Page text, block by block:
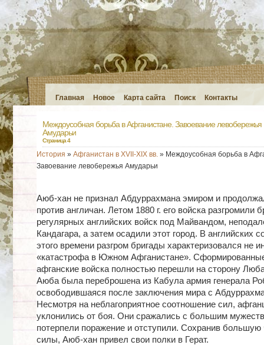
Главная Новое Карта сайта Поиск Контакты
Междоусобная борьба в Афганистане. Завоевание левобережья
Амударьи
Страница 4
История » Афганистан в XVII-XIX вв.» Междоусобная борьба в
Завоевание левобережья Амударьи
Аюб-хан не признал Абдуррахмана эмиром и
против англичан. Летом 1880 г. его войска разгромили
регулярных английских войск под Майвандом,
Кандагара, а затем осадили этот город. В английских
этого времени разгром бригады характеризовался не
«катастрофа в Южном Афганистане».
афганские войска полностью перешли на сторону
Аюба была переброшена из Кабула армия генерала
освободившаяся после заключения мира с
Несмотря на неблагоприятное соотношение сил,
уклонились от боя. Они сражались с большим
потерпели поражение и отступили. Сохранив большую
силы, Аюб-хан привел свои полки в Герат.